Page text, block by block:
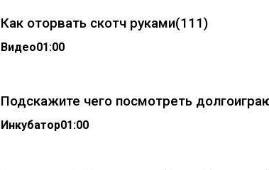
Как оторвать скотч руками(111)
Видео01:00
Подскажите чего посмотреть
Инкубатор01:00